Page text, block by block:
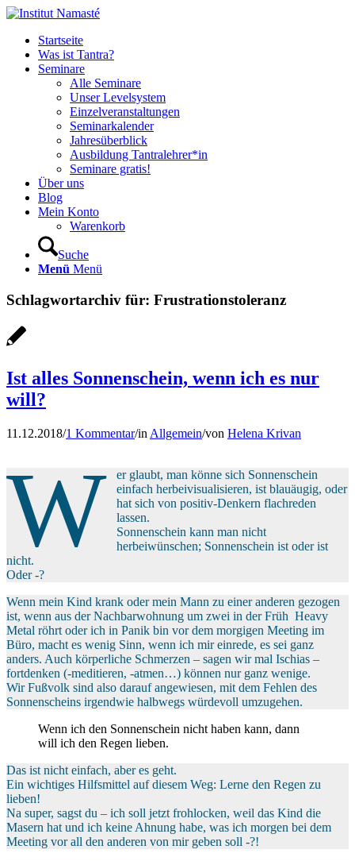
Startseite
Was ist Tantra?
Seminare
Alle Seminare
Unser Levelsystem
Einzelveranstaltungen
Seminarkalender
Jahresüberblick
Ausbildung Tantralehrer*in
Seminare gratis!
Über uns
Blog
Mein Konto
Warenkorb
Suche
Menü Menü
Schlagwortarchiv für: Frustrationstoleranz
Ist alles Sonnenschein, wenn ich es nur
will?
11.12.2018/1 Kommentar/in Allgemein/von Helena Krivan
W
er glaubt, man könne sich Sonnenschein
einfach herbeivisualisieren, ist blauäugig, oder
hat sich von positiv-Denkern flachreden
lassen.
Sonnenschein kann man nicht
herbeiwünschen; Sonnenschein ist oder ist
nicht.
Oder -?
Wenn mein Kind krank oder mein Mann zu einer anderen gezogen
ist, wenn aus der Nachbarwohnung um zwei in der Früh Heavy
Metal röhrt oder ich in Panik bin vor dem morgigen Meeting im
Büro, macht es wenig Sinn, wenn ich mir einrede, es sei ganz
anders. Auch körperliche Schmerzen – sagen wir mal Ischias –
fortdenken (-meditieren, -atmen…) können nur ganz wenige.
Wir Fußvolk sind also darauf angewiesen, mit dem Fehlen des
Sonnenscheins irgendwie halbwegs würdevoll umzugehen.
Wenn ich den Sonnenschein nicht haben kann, dann
will ich den Regen lieben.
Das ist nicht einfach, aber es geht.
Ein wichtiges Hilfsmittel auf diesem Weg: Lerne den Regen zu
lieben!
Na super, sagst du – ich soll jetzt frohlocken, weil das Kind die
Masern hat und ich keine Ahnung habe, was ich morgen bei dem
Meeting vor all den anderen von mir geben soll -?!